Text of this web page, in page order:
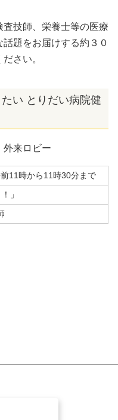
技師、栄養士等の医療
題をお届けする約３０
さい。
い とりだい病院健
来ロビー
11時から11時30分まで
」